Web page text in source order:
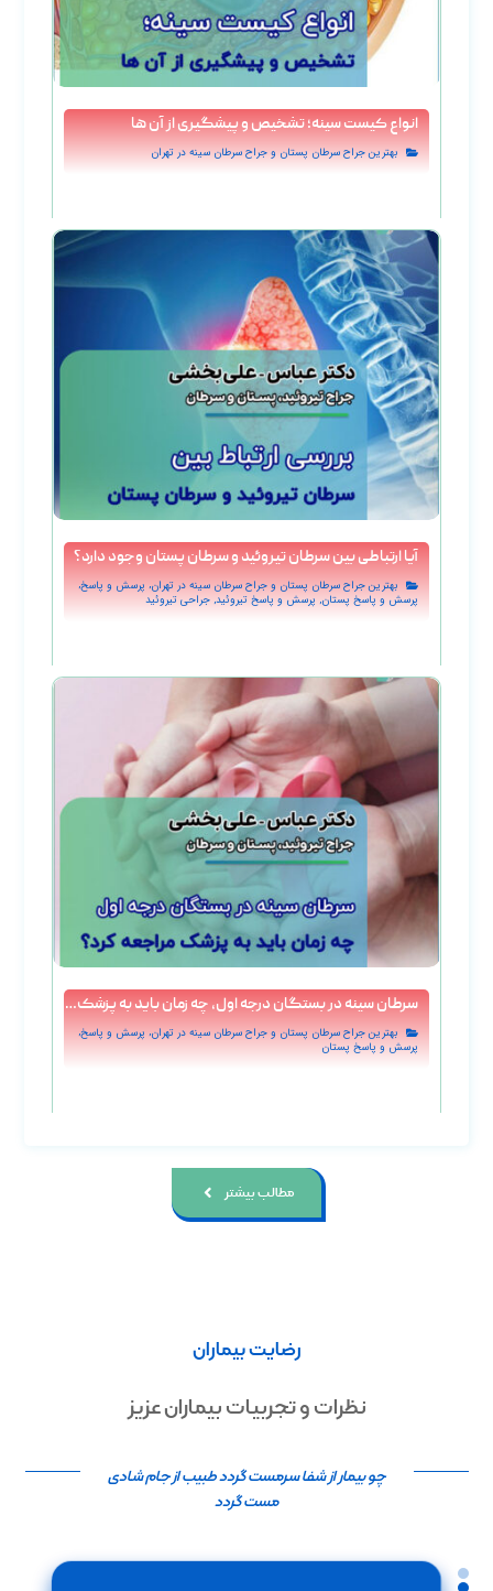
انواع کیست سینه؛ تشخیص و پیشگیری از آن ها
بهترین جراح سرطان پستان و جراح سرطان سینه در تهران
آیا ارتباطی بین سرطان تیروئید و سرطان پستان وجود دارد؟
بهترین جراح سرطان پستان و جراح سرطان سینه در تهران, پرسش و پاسخ,
پرسش و پاسخ پستان, پرسش و پاسخ تيروئيد,جراحی تیروئید
سرطان سینه در بستگان درجه اول، چه زمان باید به پزشک مراجعه کرد؟
بهترین جراح سرطان پستان و جراح سرطان سینه در تهران, پرسش و پاسخ,
پرسش و پاسخ پستان
مطالب بیشتر
رضایت بیماران
نظرات و تجربیات بیماران عزیز
چو بیمار از شفا سرمست گردد طبیب از جام شادی
مست گردد